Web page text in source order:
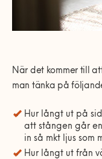
När det kommer till
man tänka på
Hur långt ut på
att stången går
in så mkt ljus som
Hur långt ut från